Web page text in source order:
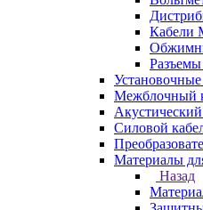
Кабели
Межблочный
Силовой
Материалы
Назад